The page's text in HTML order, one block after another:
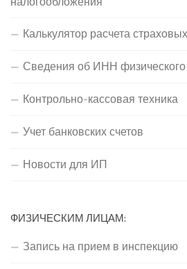
Калькулятор расчета
Сведения об ИНН
Контрольно-кассовая техника
Учет банковских счетов
Новости для ИП
ФИЗИЧЕСКИМ ЛИЦАМ:
Запись на прием в инспекцию